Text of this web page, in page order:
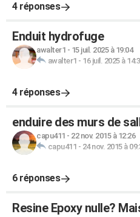
4 réponses
Enduit hydrofuge
awalter1 - 15 juil. 2025 à 19:04
awalter1 - 16 juil. 2025 à
4 réponses
enduire des murs de
capu411 - 22 nov. 2015 à 12:26
capu411 - 24 nov. 2015 à
6 réponses
Resine Epoxy nulle?